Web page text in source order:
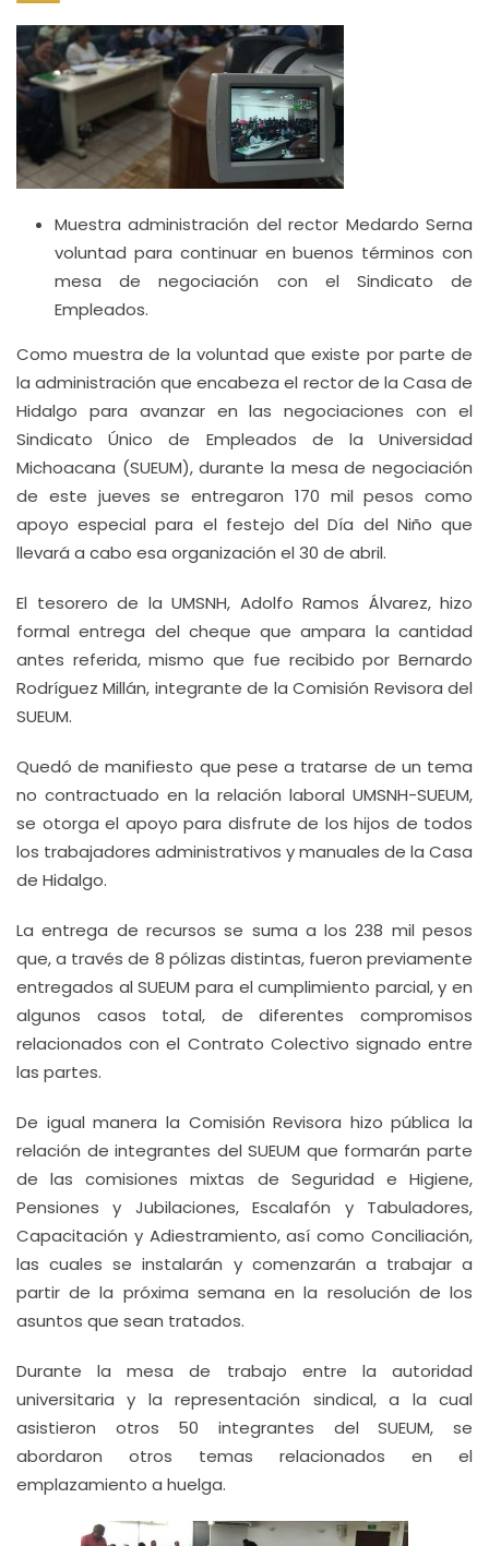
Muestra administración del rector Medardo Serna
voluntad para continuar en buenos términos con
mesa de negociación con el Sindicato de
Empleados.
Como muestra de la voluntad que existe por parte de
la administración que encabeza el rector de la Casa de
Hidalgo para avanzar en las negociaciones con el
Sindicato Único de Empleados de la Universidad
Michoacana (SUEUM), durante la mesa de negociación
de este jueves se entregaron 170 mil pesos como
apoyo especial para el festejo del Día del Niño que
llevará a cabo esa organización el 30 de abril.
El tesorero de la UMSNH, Adolfo Ramos Álvarez, hizo
formal entrega del cheque que ampara la cantidad
antes referida, mismo que fue recibido por Bernardo
Rodríguez Millán, integrante de la Comisión Revisora del
SUEUM.
Quedó de manifiesto que pese a tratarse de un tema
no contractuado en la relación laboral UMSNH-SUEUM,
se otorga el apoyo para disfrute de los hijos de todos
los trabajadores administrativos y manuales de la Casa
de Hidalgo.
La entrega de recursos se suma a los 238 mil pesos
que, a través de 8 pólizas distintas, fueron previamente
entregados al SUEUM para el cumplimiento parcial, y en
algunos casos total, de diferentes compromisos
relacionados con el Contrato Colectivo signado entre
las partes.
De igual manera la Comisión Revisora hizo pública la
relación de integrantes del SUEUM que formarán parte
de las comisiones mixtas de Seguridad e Higiene,
Pensiones y Jubilaciones, Escalafón y Tabuladores,
Capacitación y Adiestramiento, así como Conciliación,
las cuales se instalarán y comenzarán a trabajar a
partir de la próxima semana en la resolución de los
asuntos que sean tratados.
Durante la mesa de trabajo entre la autoridad
universitaria y la representación sindical, a la cual
asistieron otros 50 integrantes del SUEUM, se
abordaron otros temas relacionados en el
emplazamiento a huelga.